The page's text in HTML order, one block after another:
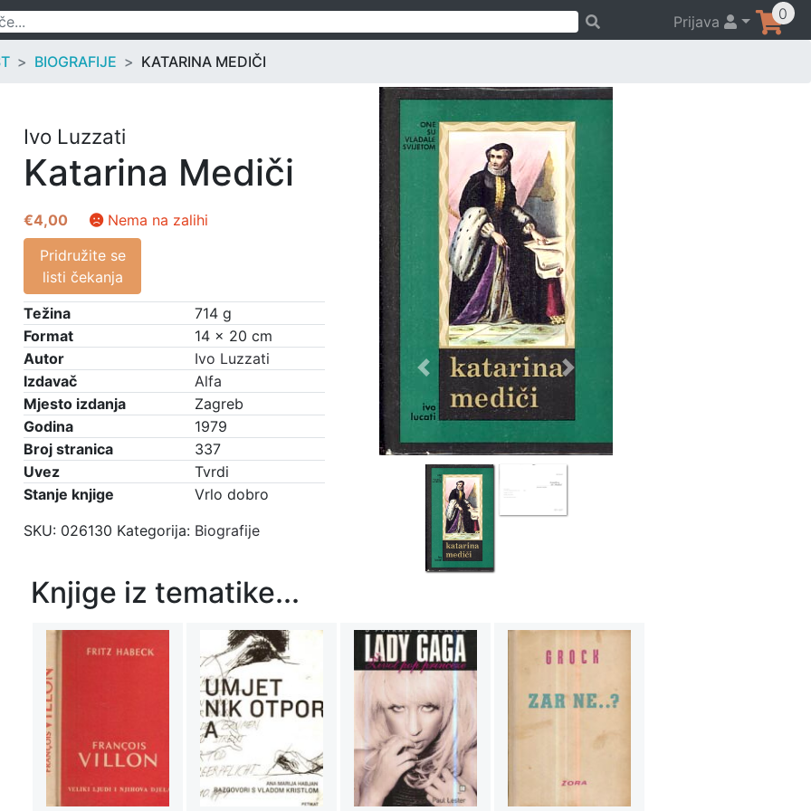
Prijava 0
BIOGRAFIJE KATARINA MEDIČI
Ivo Luzzati
Katarina Mediči
€4,00
Nema na zalihi
Pridružite se
listi čekanja
Težina
714 g
Format
14 × 20 cm
Autor
Ivo Luzzati
Izdavač
Alfa
Mjesto izdanja
Zagreb
Godina
1979
Broj stranica
337
Uvez
Tvrdi
Stanje knjige
Vrlo dobro
SKU: 026130 Kategorija: Biografije
Previous Next
Knjige iz tematike...